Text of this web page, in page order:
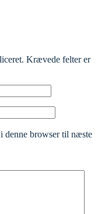
Krævede felter er
denne browser til næste